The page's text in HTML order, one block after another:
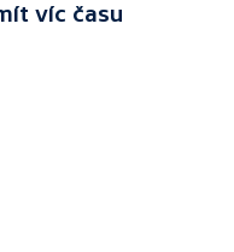
víc času